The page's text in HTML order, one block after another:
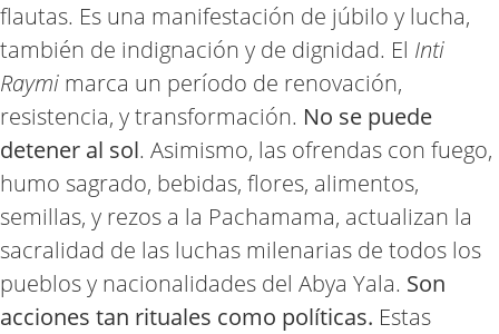
flautas. Es una manifestación de júbilo y lucha,
también de indignación y de dignidad. El Inti
Raymi marca un período de renovación,
resistencia, y transformación. No se puede
detener al sol. Asimismo, las ofrendas con fuego,
humo sagrado, bebidas, flores, alimentos,
semillas, y rezos a la Pachamama, actualizan la
sacralidad de las luchas milenarias de todos los
pueblos y nacionalidades del Abya Yala. Son
acciones tan rituales como políticas. Estas